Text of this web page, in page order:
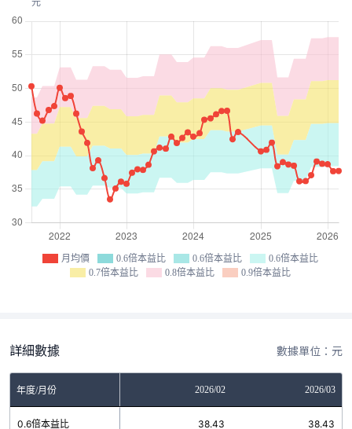
月均價 0.6倍本益比 0.6倍本益比
0.6倍本益比
0.7倍本益比
0.8倍本益比 0.9倍本益比
詳細數據 數據單位：元
年度/月份 2026/02 2026/03
0.6倍本益比 38.43 38.43